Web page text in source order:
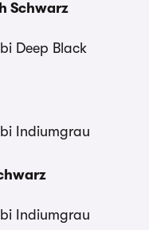
Schwarz